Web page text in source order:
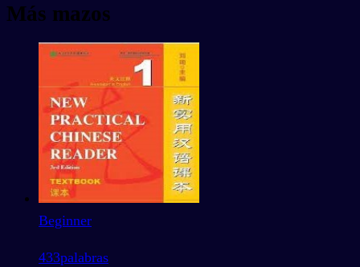
Más mazos
Beginner
433palabras